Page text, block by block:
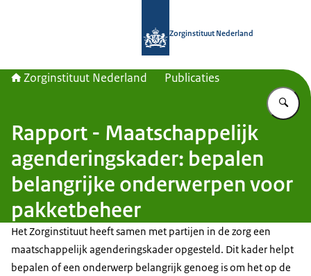
Zorginstituut Nederland
Zorginstituut Nederland Publicaties
Rapport - Maatschappelijk
agenderingskader: bepalen
belangrijke onderwerpen voor
pakketbeheer
Het Zorginstituut heeft samen met partijen in de zorg een
maatschappelijk agenderingskader opgesteld. Dit kader helpt
bepalen of een onderwerp belangrijk genoeg is om het op de